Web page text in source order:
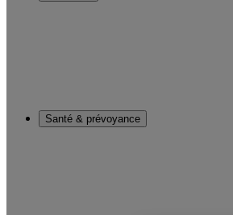
Santé & prévoyance